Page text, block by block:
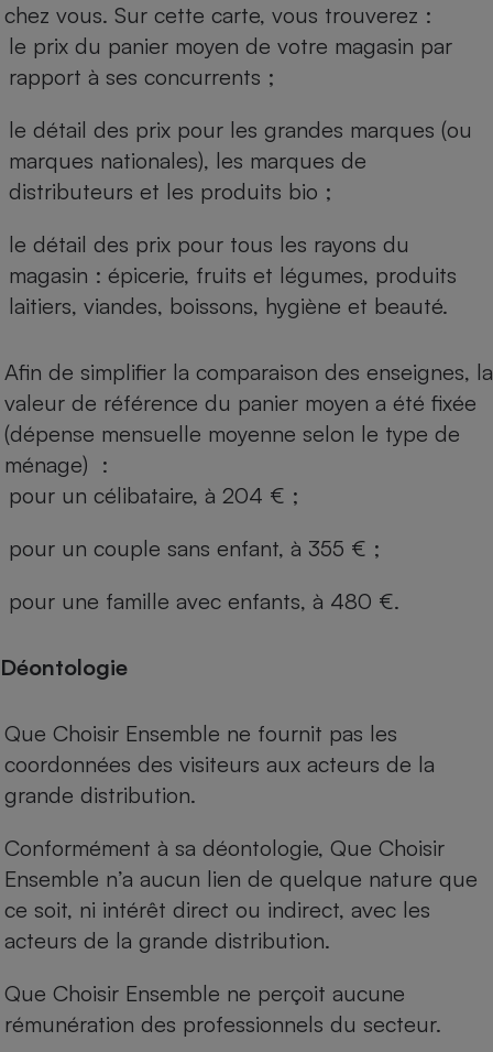
chez vous. Sur cette carte, vous trouverez :
le prix du panier moyen de votre magasin par
rapport à ses concurrents ;
le détail des prix pour les grandes marques (ou
marques nationales), les marques de
distributeurs et les produits bio ;
le détail des prix pour tous les rayons du
magasin : épicerie, fruits et légumes, produits
laitiers, viandes, boissons, hygiène et beauté.
Afin de simplifier la comparaison des enseignes, la
valeur de référence du panier moyen a été fixée
(dépense mensuelle moyenne selon le type de
ménage) :
pour un célibataire, à 204 € ;
pour un couple sans enfant, à 355 € ;
pour une famille avec enfants, à 480 €.
Déontologie
Que Choisir Ensemble ne fournit pas les
coordonnées des visiteurs aux acteurs de la
grande distribution.
Conformément à sa déontologie, Que Choisir
Ensemble n’a aucun lien de quelque nature que
ce soit, ni intérêt direct ou indirect, avec les
acteurs de la grande distribution.
Que Choisir Ensemble ne perçoit aucune
rémunération des professionnels du secteur.